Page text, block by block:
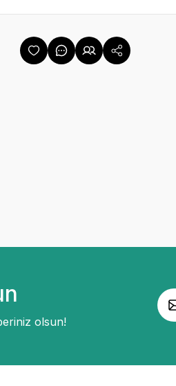
olsun!